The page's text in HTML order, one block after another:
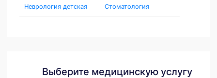
Неврология детская
Стоматология
Выберите медицинскую услугу